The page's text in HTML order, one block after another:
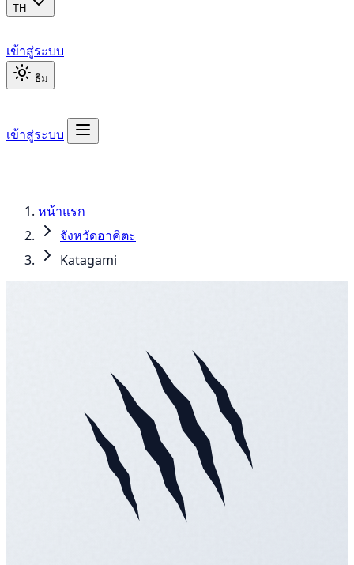
TH
เข้าสู่ระบบ
ธีม
เข้าสู่ระบบ
หน้าแรก
จังหวัดอาคิตะ
Katagami